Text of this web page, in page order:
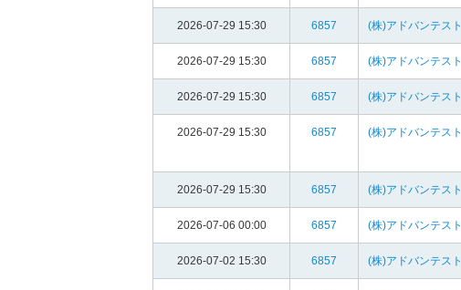
2026-07-29 15:30 6857 (株)アドバンテスト
2026-07-29 15:30 6857 (株)アドバンテスト
2026-07-29 15:30 6857 (株)アドバンテスト
2026-07-29 15:30 6857 (株)アドバンテスト
2026-07-29 15:30 6857 (株)アドバンテスト
2026-07-06 00:00 6857 (株)アドバンテスト
2026-07-02 15:30 6857 (株)アドバンテスト